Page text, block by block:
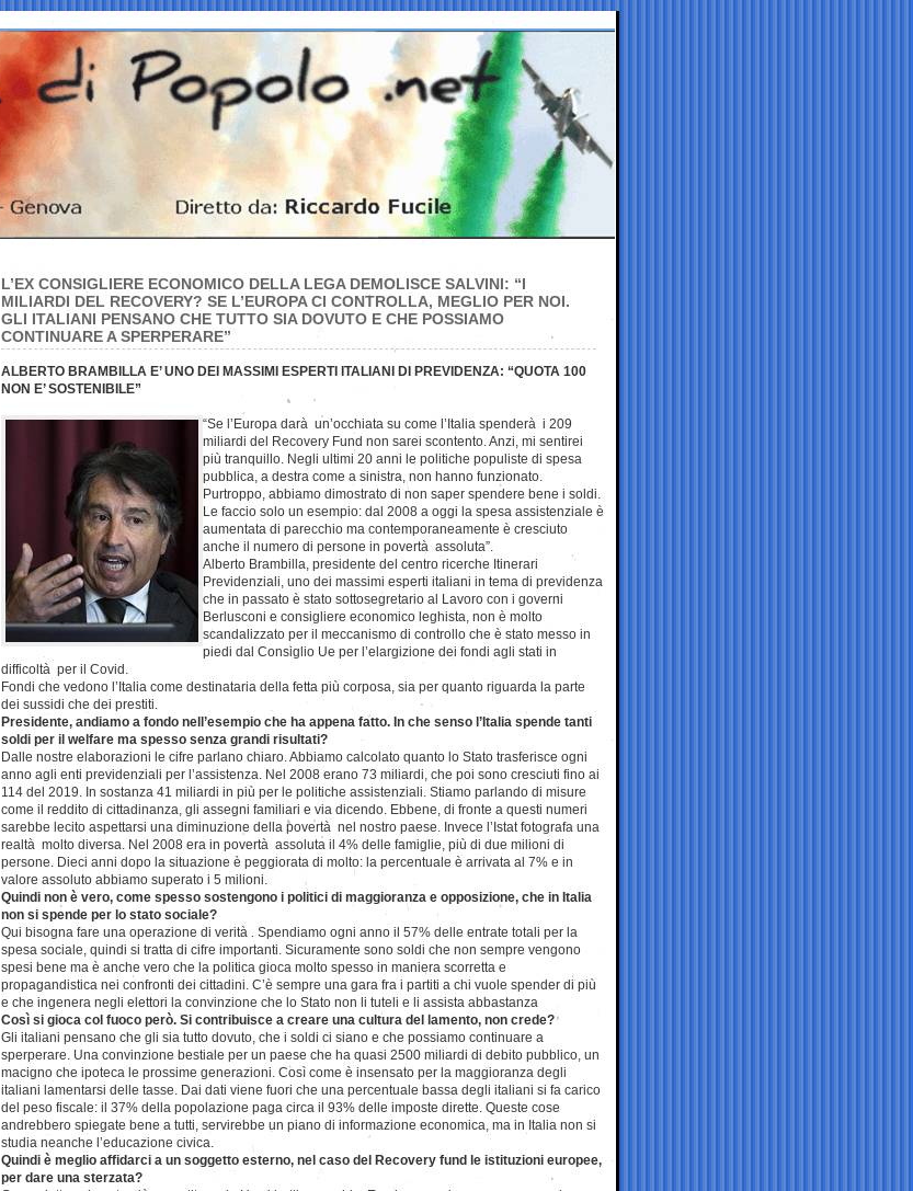
L’EX CONSIGLIERE ECONOMICO DELLA LEGA DEMOLISCE SALVINI: “I
MILIARDI DEL RECOVERY? SE L’EUROPA CI CONTROLLA, MEGLIO PER NOI.
GLI ITALIANI PENSANO CHE TUTTO SIA DOVUTO E CHE POSSIAMO
CONTINUARE A SPERPERARE”
ALBERTO BRAMBILLA E’ UNO DEI MASSIMI ESPERTI ITALIANI DI PREVIDENZA: “QUOTA 100
NON E’ SOSTENIBILE”
“Se l’Europa darà un’occhiata su come l’Italia spenderà i 209
miliardi del Recovery Fund non sarei scontento. Anzi, mi sentirei
più tranquillo. Negli ultimi 20 anni le politiche populiste di spesa
pubblica, a destra come a sinistra, non hanno funzionato.
Purtroppo, abbiamo dimostrato di non saper spendere bene i soldi.
Le faccio solo un esempio: dal 2008 a oggi la spesa assistenziale è
aumentata di parecchio ma contemporaneamente è cresciuto
anche il numero di persone in povertà assoluta”.
Alberto Brambilla, presidente del centro ricerche Itinerari
Previdenziali, uno dei massimi esperti italiani in tema di previdenza
che in passato è stato sottosegretario al Lavoro con i governi
Berlusconi e consigliere economico leghista, non è molto
scandalizzato per il meccanismo di controllo che è stato messo in
piedi dal Consiglio Ue per l’elargizione dei fondi agli stati in
difficoltà per il Covid.
Fondi che vedono l’Italia come destinataria della fetta più corposa, sia per quanto riguarda la parte
dei sussidi che dei prestiti.
Presidente, andiamo a fondo nell’esempio che ha appena fatto. In che senso l’Italia spende tanti
soldi per il welfare ma spesso senza grandi risultati?
Dalle nostre elaborazioni le cifre parlano chiaro. Abbiamo calcolato quanto lo Stato trasferisce ogni
anno agli enti previdenziali per l’assistenza. Nel 2008 erano 73 miliardi, che poi sono cresciuti fino ai
114 del 2019. In sostanza 41 miliardi in più per le politiche assistenziali. Stiamo parlando di misure
come il reddito di cittadinanza, gli assegni familiari e via dicendo. Ebbene, di fronte a questi numeri
sarebbe lecito aspettarsi una diminuzione della povertà nel nostro paese. Invece l’Istat fotografa una
realtà molto diversa. Nel 2008 era in povertà assoluta il 4% delle famiglie, più di due milioni di
persone. Dieci anni dopo la situazione è peggiorata di molto: la percentuale è arrivata al 7% e in
valore assoluto abbiamo superato i 5 milioni.
Quindi non è vero, come spesso sostengono i politici di maggioranza e opposizione, che in Italia
non si spende per lo stato sociale?
Qui bisogna fare una operazione di verità . Spendiamo ogni anno il 57% delle entrate totali per la
spesa sociale, quindi si tratta di cifre importanti. Sicuramente sono soldi che non sempre vengono
spesi bene ma è anche vero che la politica gioca molto spesso in maniera scorretta e
propagandistica nei confronti dei cittadini. C’è sempre una gara fra i partiti a chi vuole spender di più
e che ingenera negli elettori la convinzione che lo Stato non li tuteli e li assista abbastanza
Così si gioca col fuoco però. Si contribuisce a creare una cultura del lamento, non crede?
Gli italiani pensano che gli sia tutto dovuto, che i soldi ci siano e che possiamo continuare a
sperperare. Una convinzione bestiale per un paese che ha quasi 2500 miliardi di debito pubblico, un
macigno che ipoteca le prossime generazioni. Così come è insensato per la maggioranza degli
italiani lamentarsi delle tasse. Dai dati viene fuori che una percentuale bassa degli italiani si fa carico
del peso fiscale: il 37% della popolazione paga circa il 93% delle imposte dirette. Queste cose
andrebbero spiegate bene a tutti, servirebbe un piano di informazione economica, ma in Italia non si
studia neanche l’educazione civica.
Quindi è meglio affidarci a un soggetto esterno, nel caso del Recovery fund le istituzioni europee,
per dare una sterzata?